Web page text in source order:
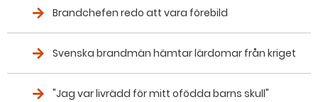
Brandchefen redo att vara förebild
Svenska brandmän hämtar lärdomar från kriget
"Jag var livrädd för mitt ofödda barns skull"